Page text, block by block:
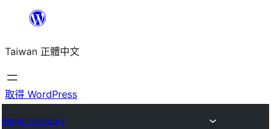
主
要
內
Taiwan 正體中文
取得 WordPress
Plugin Directory